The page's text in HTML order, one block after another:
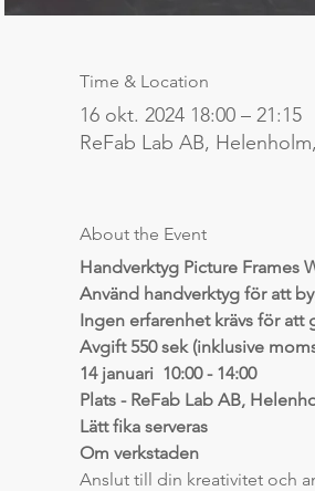
Time & Location
16 okt. 2024 18:00 – 21:15
ReFab Lab AB,
About the Event
Handverktyg Picture Frames
Använd handverktyg för att
Ingen erfarenhet krävs för att
Avgift 550 sek (inklusive
14 januari  10:00 - 14:00
Plats - ReFab Lab AB,
Lätt fika serveras
Om verkstaden
Anslut till din kreativitet och